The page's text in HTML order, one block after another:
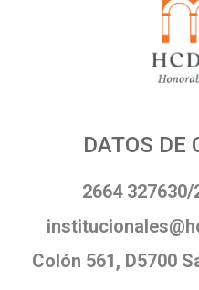
DATOS DE
2664 327630/
Colón 561, D5700